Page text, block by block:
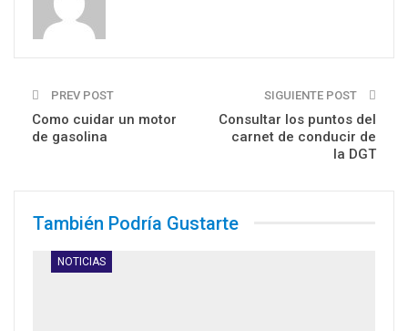
PREV POST
Como cuidar un motor
de gasolina
SIGUIENTE POST
Consultar los puntos del
carnet de conducir de
la DGT
También Podría Gustarte
NOTICIAS